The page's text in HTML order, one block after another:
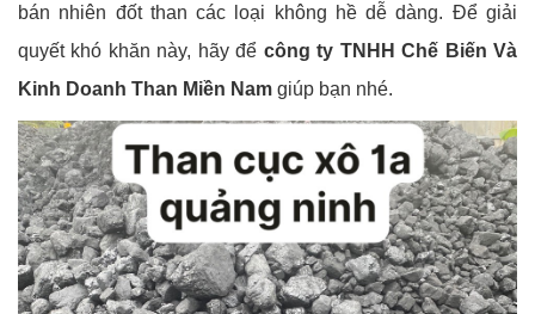
bán nhiên đốt than các loại không hề dễ dàng. Để giải
quyết khó khăn này, hãy để công ty TNHH Chế Biến Và
Kinh Doanh Than Miền Nam giúp bạn nhé.